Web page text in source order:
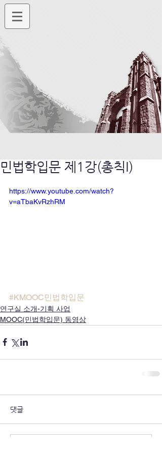
민법학입문 제1강(총칙I)
https://www.youtube.com/watch?
v=aTbaKvRzhRM
#KMOOC민법학입문
연구실 소개-기획 사업
MOOC(민법학입문) 동영상
댓글